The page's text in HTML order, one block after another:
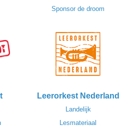
Sponsor de droom
Leerorkest Nederland
Landelijk
Lesmateriaal